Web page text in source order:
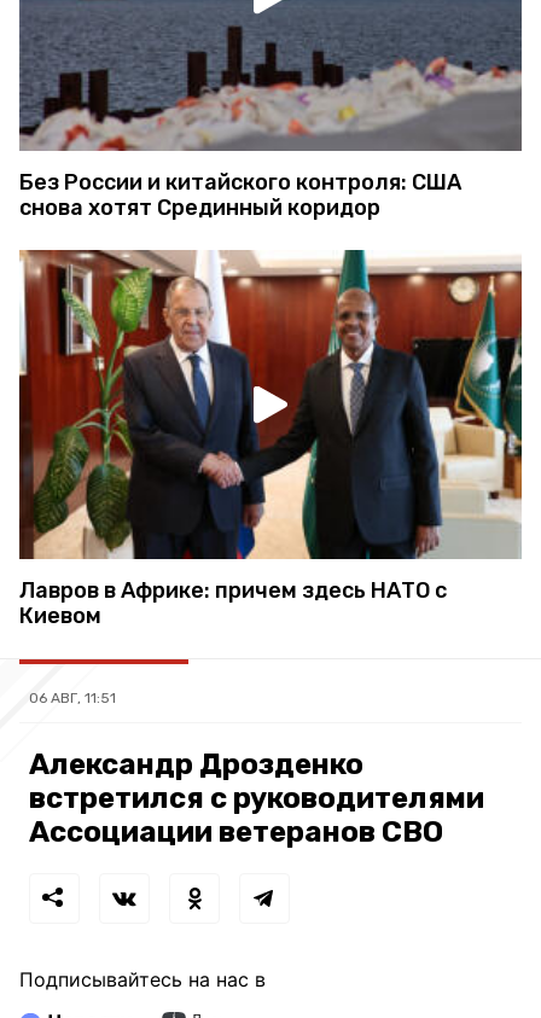
Без России и китайского контроля: США
снова хотят Срединный коридор
Лавров в Африке: причем здесь НАТО с
Киевом
06 АВГ, 11:51
Александр Дрозденко
встретился с руководителями
Ассоциации ветеранов СВО
Подписывайтесь на нас в